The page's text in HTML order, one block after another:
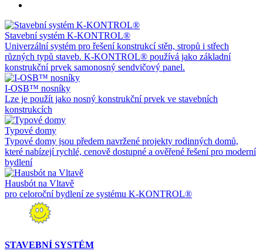
Stavební systém K-KONTROL®
Univerzální systém pro řešení konstrukcí stěn, stropů i střech
různých typů staveb. K-KONTROL® používá jako základní
konstrukční prvek samonosný sendvičový panel.
I-OSB™ nosníky
Lze je použít jako nosný konstrukční prvek ve stavebních
konstrukcích
Typové domy
Typové domy jsou předem navržené projekty rodinných domů,
které nabízejí rychlé, cenově dostupné a ověřené řešení pro moderní
bydlení
Hausbót na Vltavě
pro celoroční bydlení ze systému K-KONTROL®
STAVEBNÍ SYSTÉM